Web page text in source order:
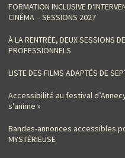
FORMATION INCLUSIVE
CINÉMA – SESSIONS 2027
À LA RENTRÉE, DEUX SESSIONS
PROFESSIONNELS
LISTE DES FILMS ADAPTÉS DE
Accessibilité au festival
s’anime »
Bandes-annonces accessibles
MYSTÉRIEUSE